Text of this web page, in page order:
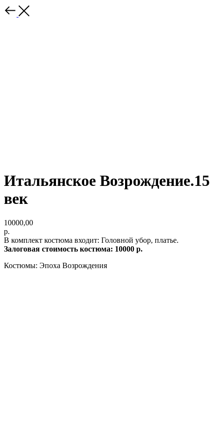
Итальянское Возрождение.15
век
10000,00
р.
В комплект костюма входит: Головной убор, платье.
Залоговая стоимость костюма: 10000 р.
Костюмы: Эпоха Возрождения